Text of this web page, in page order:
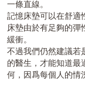
一條直線。
記憶床墊可以在舒適
床墊由於有足夠的彈
緩衝。
不過我們仍然建議若
的醫生，才能知道最
何，因爲每個人的情